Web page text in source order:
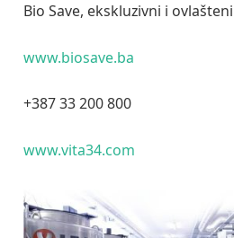
Bio Save, ekskluzivni i
www.biosave.ba
+387 33 200 800
www.vita34.com